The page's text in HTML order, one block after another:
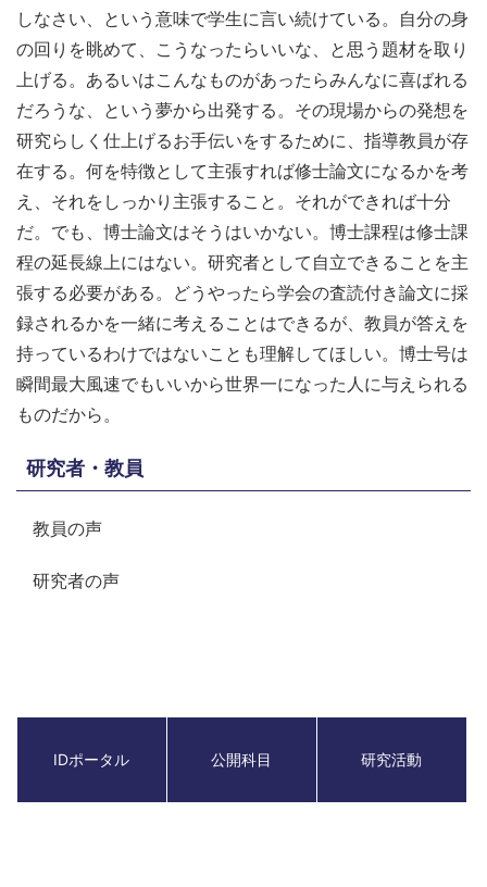
しなさい、という意味で学生に言い続けている。自分の身
の回りを眺めて、こうなったらいいな、と思う題材を取り
上げる。あるいはこんなものがあったらみんなに喜ばれる
だろうな、という夢から出発する。その現場からの発想を
研究らしく仕上げるお手伝いをするために、指導教員が存
在する。何を特徴として主張すれば修士論文になるかを考
え、それをしっかり主張すること。それができれば十分
だ。でも、博士論文はそうはいかない。博士課程は修士課
程の延長線上にはない。研究者として自立できることを主
張する必要がある。どうやったら学会の査読付き論文に採
録されるかを一緒に考えることはできるが、教員が答えを
持っているわけではないことも理解してほしい。博士号は
瞬間最大風速でもいいから世界一になった人に与えられる
ものだから。
研究者・教員
教員の声
研究者の声
IDポータル 公開科目 研究活動